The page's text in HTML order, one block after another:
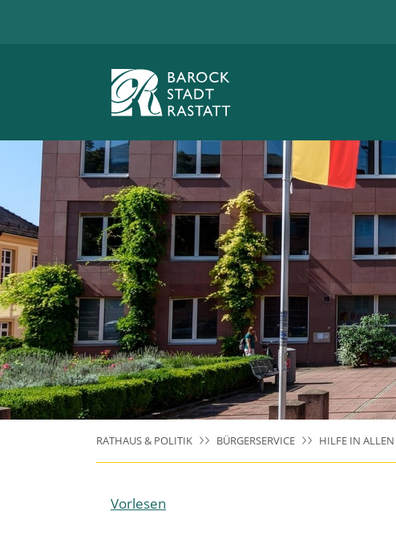
RATHAUS & POLITIK BÜRGERSERVICE HILFE IN
Vorlesen